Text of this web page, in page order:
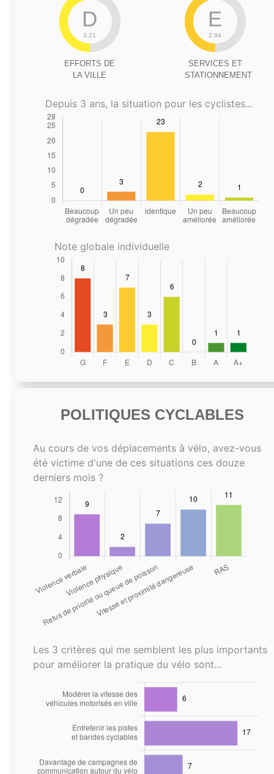
D
3.21
EFFORTS DE
LA VILLE
E
2.94
SERVICES ET
STATIONNEMENT
Depuis 3 ans, la situation pour les cyclistes...
Note globale individuelle
POLITIQUES CYCLABLES
Au cours de vos déplacements à vélo, avez-vous
été victime d'une de ces situations ces douze
derniers mois ?
Les 3 critères qui me semblent les plus importants
pour améliorer la pratique du vélo sont...